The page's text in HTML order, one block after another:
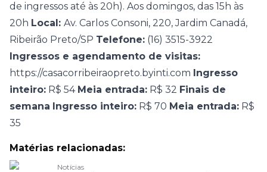
de ingressos até às 20h). Aos domingos, das 15h às
20h Local: Av. Carlos Consoni, 220, Jardim Canadá,
Ribeirão Preto/SP Telefone: (16) 3515-3922
Ingressos e agendamento de visitas:
https://casacorribeiraopreto.byinti.com Ingresso
inteiro: R$ 54 Meia entrada: R$ 32 Finais de
semana Ingresso inteiro: R$ 70 Meia entrada: R$
35
Matérias relacionadas:
Notícias